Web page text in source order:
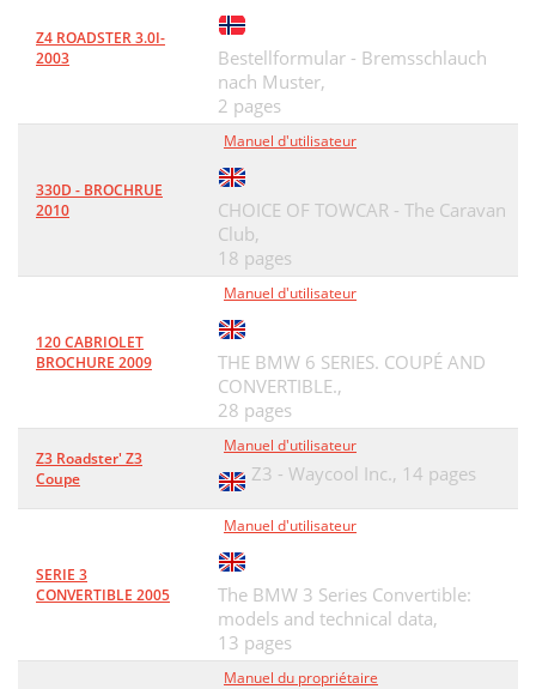
Z4 ROADSTER 3.0I-
2003
Bestellformular - Bremsschlauch
nach Muster,
2 pages
330D - BROCHRUE
2010
Manuel d'utilisateur
CHOICE OF TOWCAR - The Caravan
Club,
18 pages
120 CABRIOLET
BROCHURE 2009
Manuel d'utilisateur
THE BMW 6 SERIES. COUPÉ AND
CONVERTIBLE.,
28 pages
Z3 Roadster' Z3
Coupe
Manuel d'utilisateur
Z3 - Waycool Inc., 14 pages
SERIE 3
CONVERTIBLE 2005
Manuel d'utilisateur
The BMW 3 Series Convertible:
models and technical data,
13 pages
Manuel du propriétaire